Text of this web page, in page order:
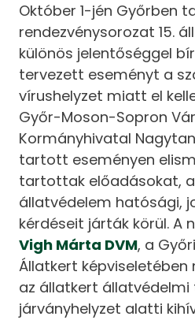
Október 1-jén Győrben
rendezvénysorozat 15.
különös jelentőséggel
tervezett eseményt a
vírushelyzet miatt el
Győr-Moson-Sopron
Kormányhivatal
tartott eseményen
tartottak előadásokat,
állatvédelem hatósági,
kérdéseit járták körül. A
Vigh Márta DVM, a
Állatkert
az állatkert állatvédelmi
járványhelyzet alatti